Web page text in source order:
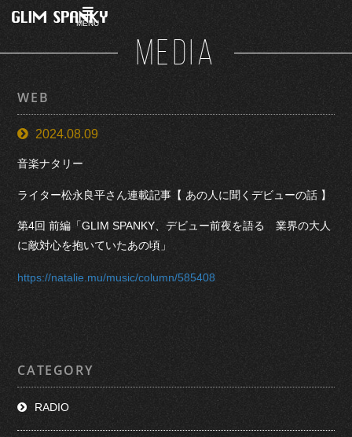
MENU
MEDIA
WEB
2024.08.09
音楽ナタリー
ライター松永良平さん連載記事【 あの人に聞くデビューの話 】
第4回 前編「GLIM SPANKY、デビュー前夜を語る 業界の大人
に敵対心を抱いていたあの頃」
https://natalie.mu/music/column/585408
CATEGORY
RADIO